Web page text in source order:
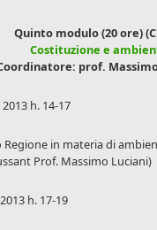
Quinto modulo (20 ore)
Costituzione e
prof.
h. 14-17
in materia di
Prof. Massimo Luciani)
h. 17-19